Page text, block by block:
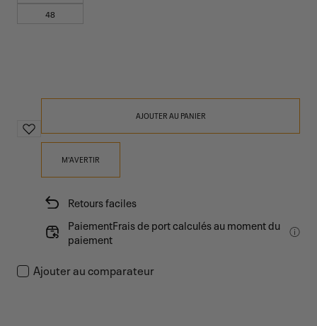
48
AJOUTER AU PANIER
M'AVERTIR
Retours faciles
PaiementFrais de port calculés au moment du
paiement
Ajouter au comparateur